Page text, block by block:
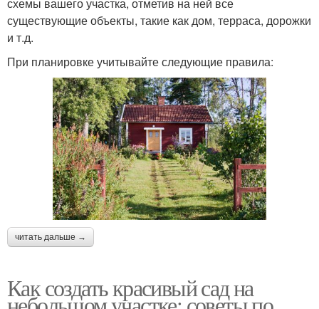
схемы вашего участка, отметив на ней все
существующие объекты, такие как дом, терраса, дорожки
и т.д.
При планировке учитывайте следующие правила:
читать дальше →
Как создать красивый сад на